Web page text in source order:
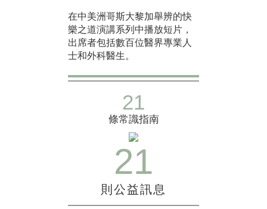
在中美洲哥斯大黎加舉辨的快
樂之道演講系列中播放短片，
出席者包括數百位醫界專業人
士和外科醫生。
21
條常識指南
21
則公益訊息